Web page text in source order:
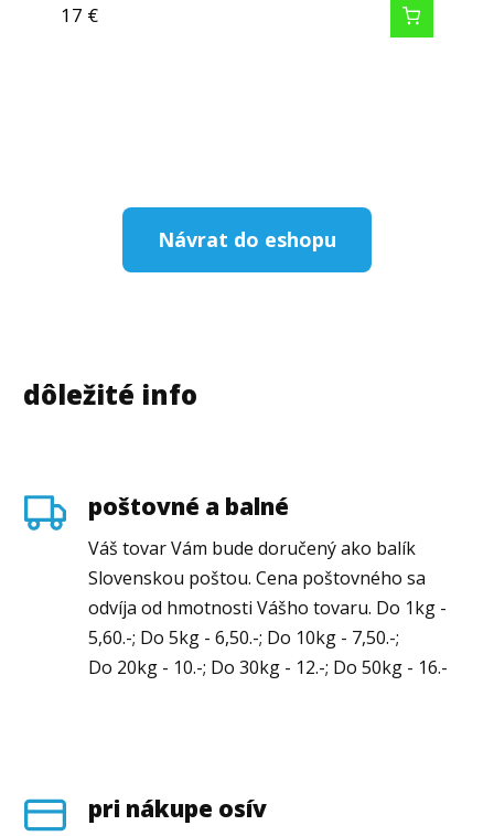
17 €
Návrat do eshopu
dôležité info
poštovné a balné
Váš tovar Vám bude doručený ako balík
Slovenskou poštou. Cena poštovného sa
odvíja od hmotnosti Vášho tovaru. Do 1kg -
5,60.-; Do 5kg - 6,50.-; Do 10kg - 7,50.-;
Do 20kg - 10.-; Do 30kg - 12.-; Do 50kg - 16.-
pri nákupe osív